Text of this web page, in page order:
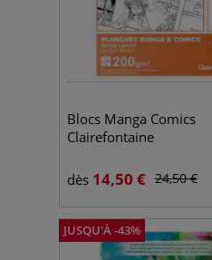
Blocs Manga Comics
Clairefontaine
dès 14,50 € 24,50€
JUSQU'À-43%